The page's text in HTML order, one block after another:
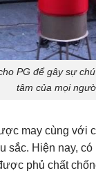
PG để gây sự
tâm của mọi
may cùng với
sắc. Hiện nay,
phủ chất